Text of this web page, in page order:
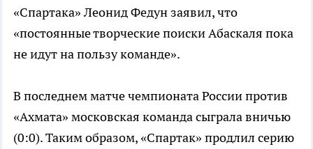
«Спартака» Леонид Федун заявил, что
«постоянные творческие поиски Абаскаля пока
не идут на пользу команде».
В последнем матче чемпионата России против
«Ахмата» московская команда сыграла вничью
(0:0). Таким образом, «Спартак» продлил серию